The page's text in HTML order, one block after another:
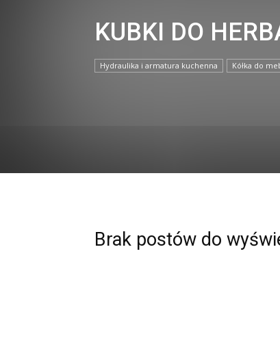
KUBKI DO
Hydraulika i armatura kuchenna Kółka do
Brak postów do